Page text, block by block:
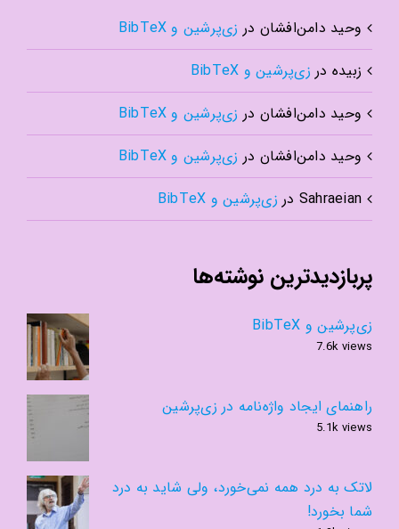
وحید دامن‌افشان در زی‌پرشین و BibTeX
زبیده در زی‌پرشین و BibTeX
وحید دامن‌افشان در زی‌پرشین و BibTeX
وحید دامن‌افشان در زی‌پرشین و BibTeX
Sahraeian در زی‌پرشین و BibTeX
پربازدیدترین نوشته‌ها
زی‌پرشین و BibTeX
7.6k views
راهنمای ایجاد واژه‌نامه در زی‌پرشین
5.1k views
لاتک به درد همه نمی‌خورد، ولی شاید به درد
شما بخورد!